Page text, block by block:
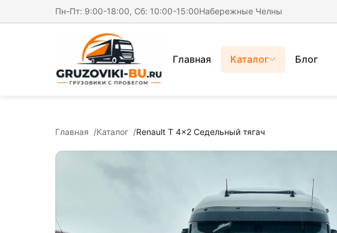
Пн-Пт: 9:00-18:00, Сб: 10:00-15:00Набережные Челны
Главная Каталог Блог
Главная Каталог Renault T 4x2 Седельный тягач